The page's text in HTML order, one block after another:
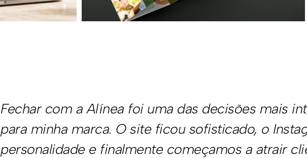
Antes da Allínea, nossa empresa não tinha
improvisado. Em pouco tempo, eles
comunicação em algo profissional, coerente e